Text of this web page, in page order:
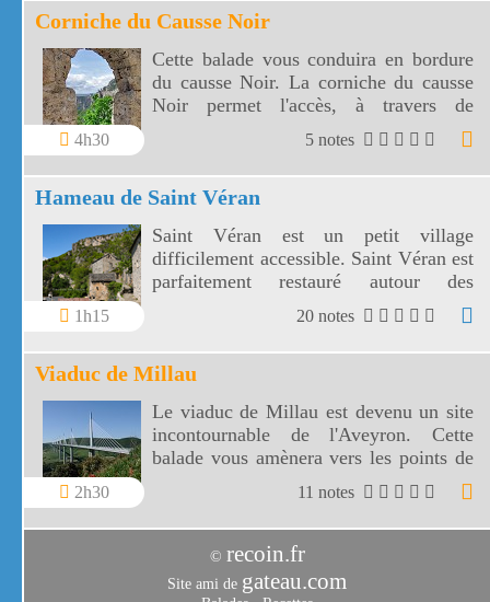
Corniche du Causse Noir
4h30
Cette balade vous conduira en bordure
du causse Noir. La corniche du causse
Noir permet l'accès, à travers de
somptueux paysages, à l'ermitage Saint
5 notes
Hameau de Saint Véran
1h15
Saint Véran est un petit village
difficilement accessible. Saint Véran est
parfaitement restauré autour des
vestiges de son château.
20 notes
Viaduc de Millau
2h30
Le viaduc de Millau est devenu un site
incontournable de l'Aveyron. Cette
balade vous amènera vers les points de
vue les plus proches du viaduc de
11 notes
© recoin.fr
Site ami de gateau.com